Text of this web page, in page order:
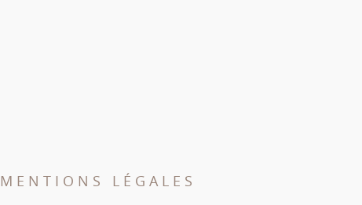
MENTIONS LÉGALES